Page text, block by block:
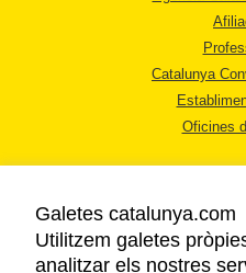
Catalunya
Oficines
Galetes catalunya.com
Utilitzem galetes
analitzar els nostres